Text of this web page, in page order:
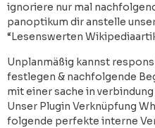
ignoriere nur mal
panoptikum dir anstelle
“Lesenswerten
Unplanmäßig kannst
festlegen & nachfolgende
mit einer sache in
Unser Plugin Verknüpfung
folgende perfekte interne